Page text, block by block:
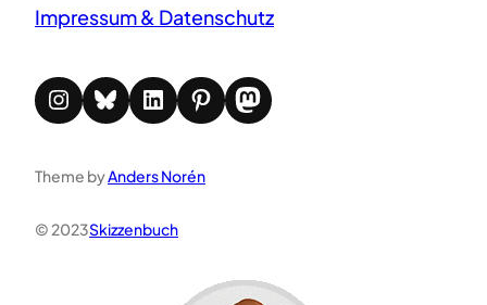
Impressum & Datenschutz
Instagram Bluesky LinkedIn Pinterest Mastodon
Theme byAnders Norén
© 2023Skizzenbuch